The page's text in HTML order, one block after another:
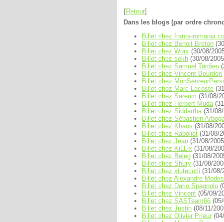
[Retour]
Dans les blogs (par ordre
Billet chez franta-
Billet chez Benoit Breton
Billet chez Worx (30/08/
Billet chez sekh (30/08/
Billet chez Samuel Tardieu
Billet chez Vincent Bourdon
Billet chez
Billet chez Marc Lacoste
Billet chez Sareum (31/08/
Billet chez Herbert Muda
Billet chez Siddartha (31/
Billet chez Sébastien
Billet chez Khaos (31/08/
Billet chez Raboliot (31/08/
Billet chez Jean (31/08/
Billet chez KiLLix (31/08/
Billet chez Beleg (31/08/
Billet chez Shury (31/08/
Billet chez xiutecutli (31/08/
Billet chez Alexandre
Billet chez Dario Spagnolo
Billet chez Vincent (05/09/
Billet chez SASTeam66
Billet chez Justin (08/11/
Billet chez Olivier Prieur